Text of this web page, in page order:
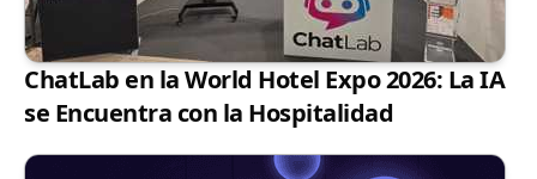
ChatLab en la World Hotel Expo 2026: La IA
se Encuentra con la Hospitalidad